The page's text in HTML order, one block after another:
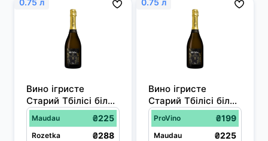
0.75 л
Вино ігристе
Старий Тбілісі біле
брют 13% 0.75 л
Maudau ₴225
Rozetka ₴288
0.75 л
Вино ігристе
Старий Тбілісі біле
напівсолодке 12.5% ​​
0.75 л
ProVino ₴199
Maudau ₴225